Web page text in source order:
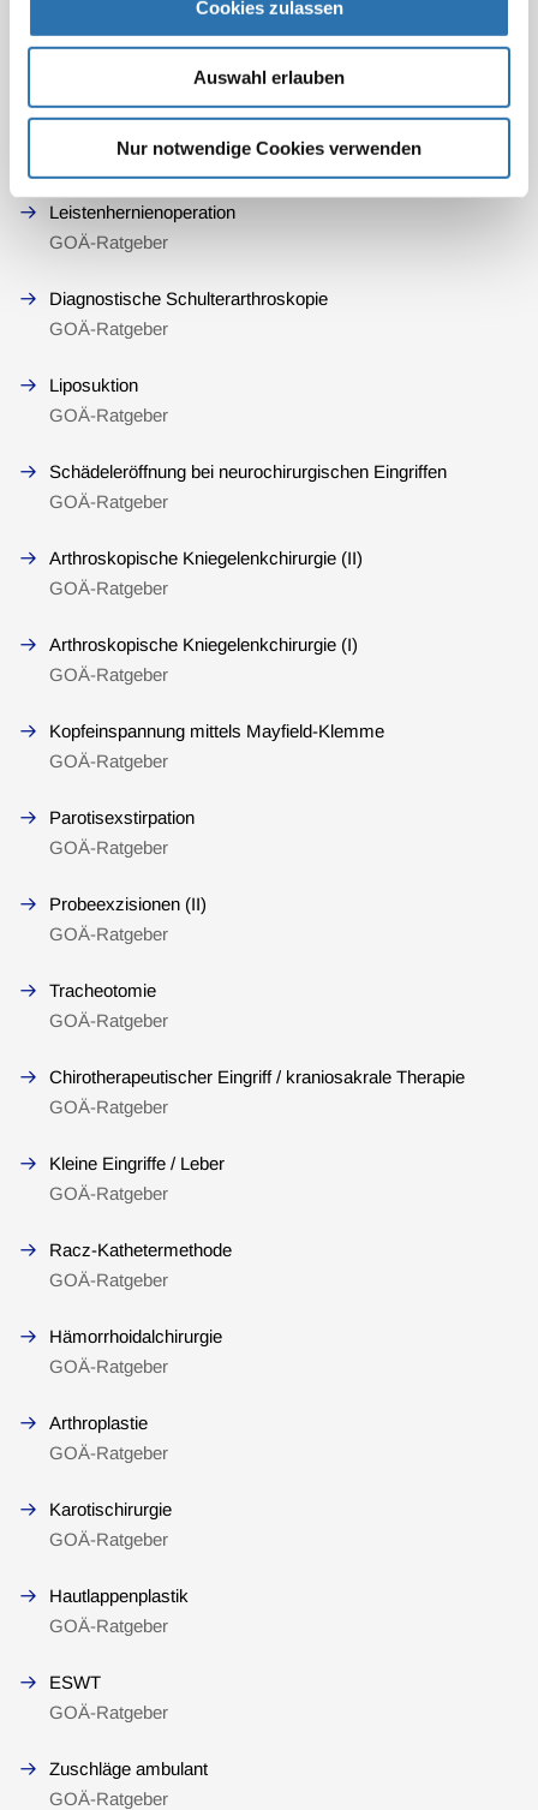
Cookies zulassen
Auswahl erlauben
Nur notwendige Cookies verwenden
Extrakorporalen Stoßwellentherapie
Kombinierte Leistenhernienoperation
GOÄ-Ratgeber:
Leistenhernienoperation
GOÄ-Ratgeber
Diagnostische Schulterarthroskopie
GOÄ-Ratgeber
Liposuktion
GOÄ-Ratgeber
Schädeleröffnung bei neurochirurgischen Eingriffen
GOÄ-Ratgeber
Arthroskopische Kniegelenkchirurgie (II)
GOÄ-Ratgeber
Arthroskopische Kniegelenkchirurgie (I)
GOÄ-Ratgeber
Kopfeinspannung mittels Mayfield-Klemme
GOÄ-Ratgeber
Parotisexstirpation
GOÄ-Ratgeber
Probeexzisionen (II)
GOÄ-Ratgeber
Tracheotomie
GOÄ-Ratgeber
Chirotherapeutischer Eingriff / kraniosakrale Therapie
GOÄ-Ratgeber
Kleine Eingriffe / Leber
GOÄ-Ratgeber
Racz-Kathetermethode
GOÄ-Ratgeber
Hämorrhoidalchirurgie
GOÄ-Ratgeber
Arthroplastie
GOÄ-Ratgeber
Karotischirurgie
GOÄ-Ratgeber
Hautlappenplastik
GOÄ-Ratgeber
ESWT
GOÄ-Ratgeber
Zuschläge ambulant
GOÄ-Ratgeber